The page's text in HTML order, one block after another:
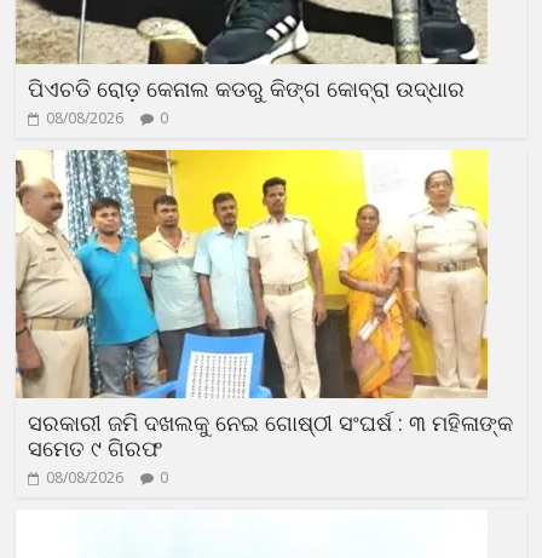
ପିଏଚଡି ରୋଡ଼ କେନାଲ କଡରୁ କିଙ୍ଗ କୋବ୍ରା ଉଦ୍ଧାର
08/08/2026 0
ସରକାରୀ ଜମି ଦଖଲକୁ ନେଇ ଗୋଷ୍ଠୀ ସଂଘର୍ଷ : ୩ ମହିଳାଙ୍କ
ସମେତ ୯ ଗିରଫ
08/08/2026 0